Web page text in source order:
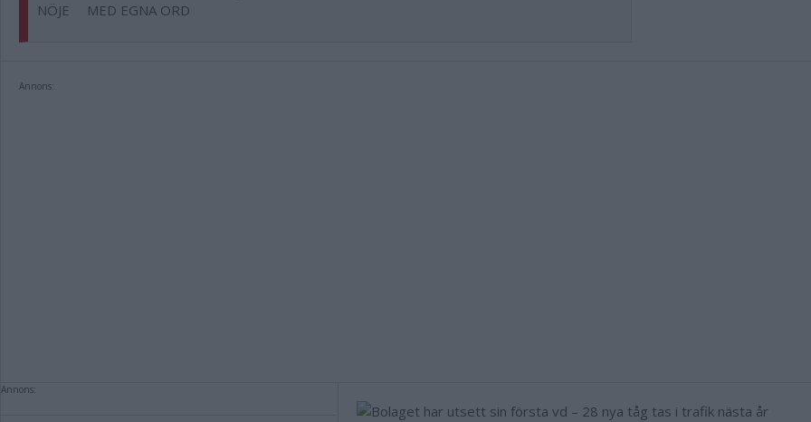
NÖJE
MED EGNA ORD
Annons:
Annons: